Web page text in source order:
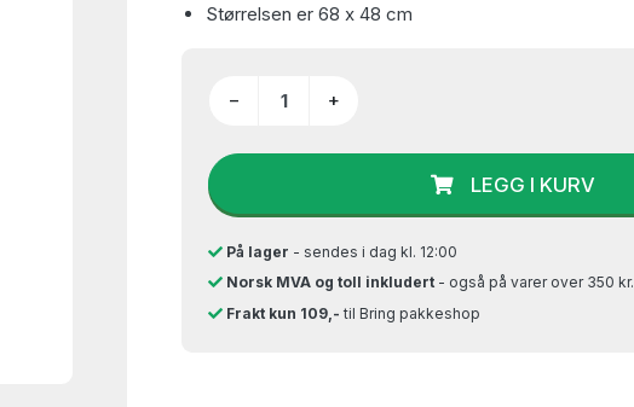
Størrelsen er 68 x 48 cm
− +
LEGG I KURV
På lager - sendes i dag kl. 12:00
Norsk MVA og toll inkludert - også på varer over 350 kr.
Frakt kun 109,- til Bring pakkeshop